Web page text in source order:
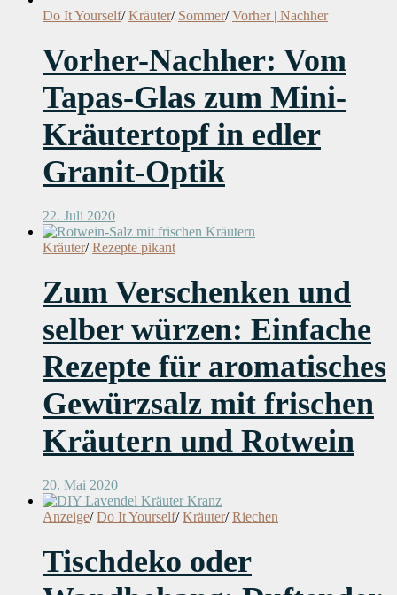
Do It Yourself/ Kräuter/ Sommer/ Vorher | Nachher
Vorher-Nachher: Vom
Tapas-Glas zum Mini-
Kräutertopf in edler
Granit-Optik
22. Juli 2020
Kräuter/ Rezepte pikant
Zum Verschenken und
selber würzen: Einfache
Rezepte für aromatisches
Gewürzsalz mit frischen
Kräutern und Rotwein
20. Mai 2020
Anzeige/ Do It Yourself/ Kräuter/ Riechen
Tischdeko oder